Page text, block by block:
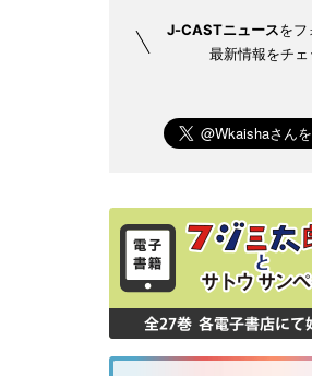
J-CASTニュースをフ
最新情報をチェ